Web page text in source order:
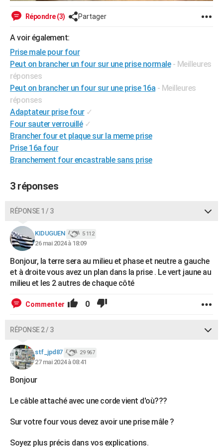
Répondre (3) Partager
A voir également:
Prise male pour four
Peut on brancher un four sur une prise normale - Meilleures
réponses
Peut on brancher un four sur une prise 16a - Meilleures
réponses
Adaptateur prise four ✓
Four sauter verrouillé ✓
Brancher four et plaque sur la meme prise
Prise 16a four
Branchement four encastrable sans prise
3 réponses
RÉPONSE 1 / 3
KIDUGUEN 5 112
26 mai 2024 à 18:09
Bonjour, la terre sera au milieu et phase et neutre a gauche
et à droite vous avez un plan dans la prise . Le vert jaune au
milieu et les 2 autres de chaque côté
Commenter 0
RÉPONSE 2 / 3
stf_jpd87 29 967
27 mai 2024 à 08:41
Bonjour
Le câble attaché avec une corde vient d'où???
Sur votre four vous devez avoir une prise mâle ?
Soyez plus précis dans vos explications.